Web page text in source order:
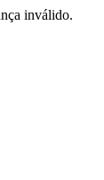
inválido.